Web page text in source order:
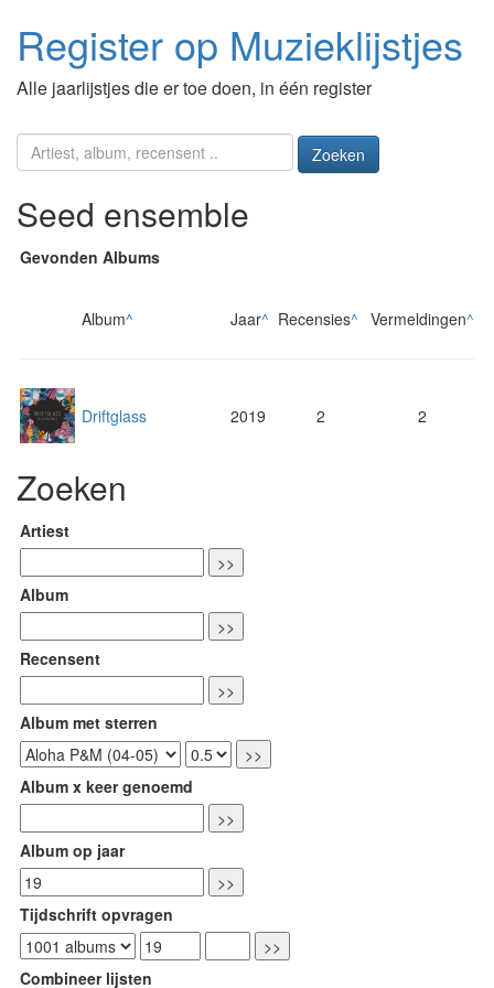
Register op Muzieklijstjes
Alle jaarlijstjes die er toe doen, in één register
Zoeken
Seed ensemble
Gevonden Albums
Album^ Jaar^ Recensies^ Vermeldingen^
Driftglass 2019 2 2
Zoeken
Artiest
Album
Recensent
Album met sterren
Album x keer genoemd
Album op jaar
Tijdschrift opvragen
Combineer lijsten